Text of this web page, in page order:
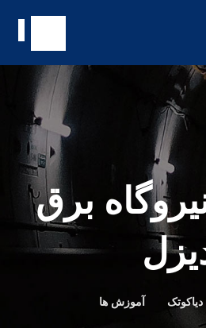
برق
آموزش ها